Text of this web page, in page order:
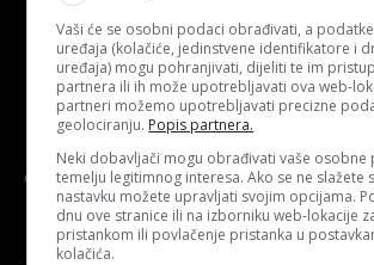
Kontakt O nama
Uslovi korištenja Terms
Politika kolačića (eng. cookies)
Copyright © 2026 D.S.O. PROMUS TUZLA.
Multimedia d.o.o. Tuzla
Vaši će se osobni podaci obrađivati, a
uređaja (kolačiće, jedinstvene identifikatore i
uređaja) mogu pohranjivati, dijeliti te im
partnera ili ih može upotrebljavati ova web-
partneri možemo upotrebljavati precizne
geolociranju. Popis partnera.
Neki dobavljači mogu obrađivati vaše osobne
temelju legitimnog interesa. Ako se ne slažete
nastavku možete upravljati svojim opcijama.
dnu ove stranice ili na izborniku web-lokacije
pristankom ili povlačenje pristanka u
kolačića.